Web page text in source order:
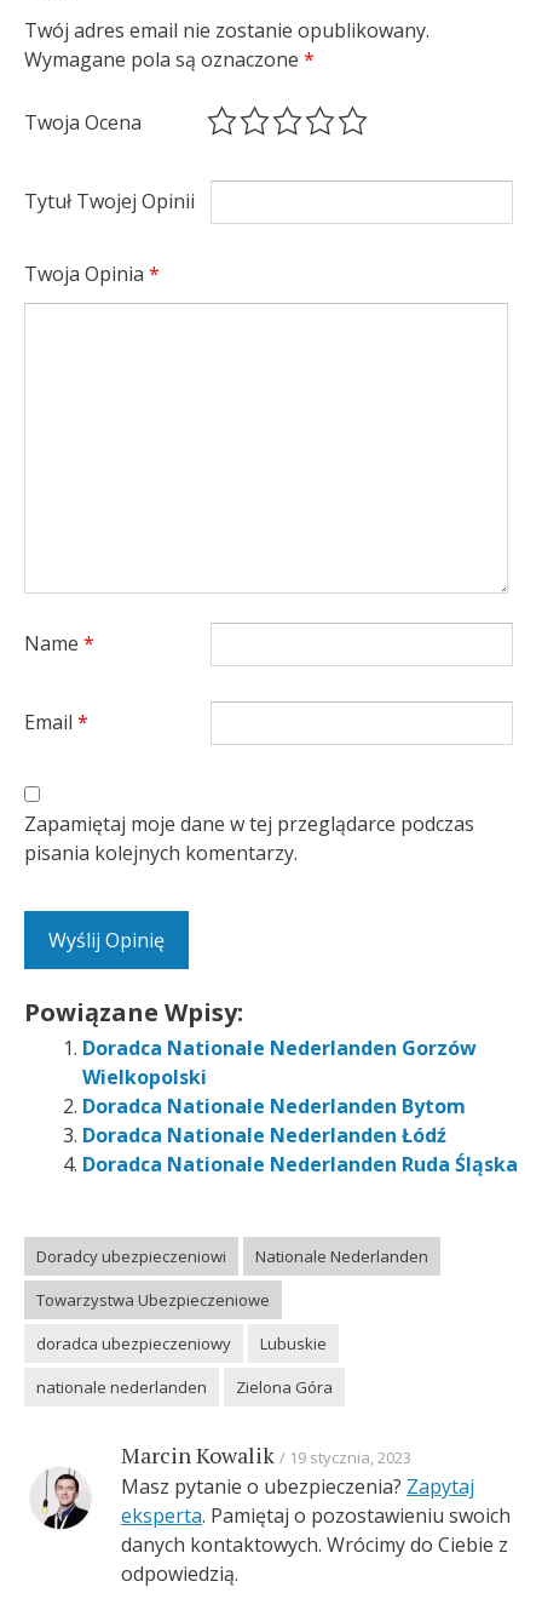
Twój adres email nie zostanie opublikowany.
Wymagane pola są oznaczone *
Twoja Ocena
Tytuł Twojej Opinii
Twoja Opinia *
Name *
Email *
Zapamiętaj moje dane w tej przeglądarce podczas
pisania kolejnych komentarzy.
Powiązane Wpisy:
Doradca Nationale Nederlanden Gorzów
Wielkopolski
Doradca Nationale Nederlanden Bytom
Doradca Nationale Nederlanden Łódź
Doradca Nationale Nederlanden Ruda Śląska
Doradcy ubezpieczeniowi
Nationale Nederlanden
Towarzystwa Ubezpieczeniowe
doradca ubezpieczeniowy
Lubuskie
nationale nederlanden
Zielona Góra
Marcin Kowalik 19 stycznia, 2023
Masz pytanie o ubezpieczenia? Zapytaj
eksperta. Pamiętaj o pozostawieniu swoich
danych kontaktowych. Wrócimy do Ciebie z
odpowiedzią.